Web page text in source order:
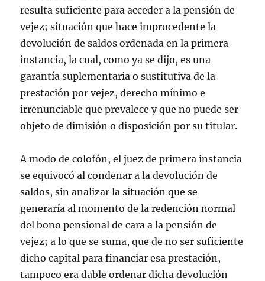
resulta suficiente para acceder a la pensión de
vejez; situación que hace improcedente la
devolución de saldos ordenada en la primera
instancia, la cual, como ya se dijo, es una
garantía suplementaria o sustitutiva de la
prestación por vejez, derecho mínimo e
irrenunciable que prevalece y que no puede ser
objeto de dimisión o disposición por su titular.
A modo de colofón, el juez de primera instancia
se equivocó al condenar a la devolución de
saldos, sin analizar la situación que se
generaría al momento de la redención normal
del bono pensional de cara a la pensión de
vejez; a lo que se suma, que de no ser suficiente
dicho capital para financiar esa prestación,
tampoco era dable ordenar dicha devolución